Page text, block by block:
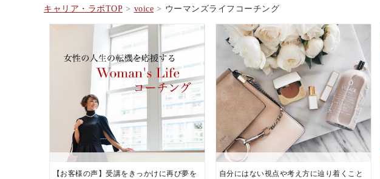
キャリア・ラボTOP voice ウーマンズライフコーチング
【お客様の声】受講をきっかけに再び夢を
自分にはない視点や考え方に辿り着くこと